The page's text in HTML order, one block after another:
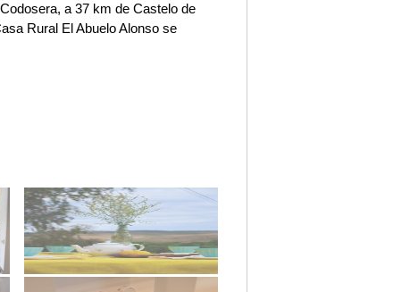
a 37 km de Castelo de
Rural El Abuelo Alonso se